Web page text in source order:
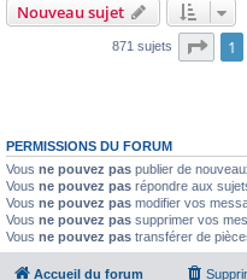
Nouveau sujet
871 sujets Page
1
PERMISSIONS DU FORUM
Vous ne pouvez pas publier de
Vous ne pouvez pas répondre aux
Vous ne pouvez pas modifier vos
Vous ne pouvez pas supprimer vos
Vous ne pouvez pas transférer de
Accueil du forum